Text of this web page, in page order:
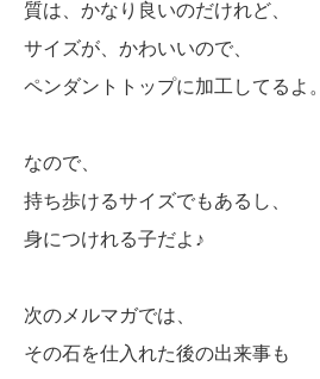
質は、かなり良いのだけれど、
サイズが、かわいいので、
ペンダントトップに加工してるよ。
なので、
持ち歩けるサイズでもあるし、
身につけれる子だよ♪
次のメルマガでは、
その石を仕入れた後の出来事も